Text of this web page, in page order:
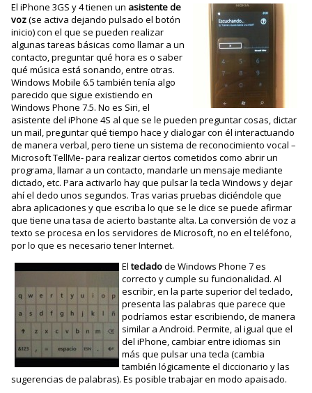
El iPhone 3GS y 4 tienen un asistente de
voz(se activa dejando pulsado el botón
inicio) con el que se pueden realizar
algunas tareas básicas como llamar a un
contacto, preguntar qué hora es o saber
qué música está sonando, entre otras.
Windows Mobile 6.5 también tenía algo
parecido que sigue existiendo en
Windows Phone 7.5. No es Siri, el
asistente del iPhone 4S al que se le pueden preguntar cosas, dictar
un mail, preguntar qué tiempo hace y dialogar con él interactuando
de manera verbal, pero tiene un sistema de reconocimiento vocal –
Microsoft TellMe- para realizar ciertos cometidos como abrir un
programa, llamar a un contacto, mandarle un mensaje mediante
dictado, etc. Para activarlo hay que pulsar la tecla Windows y dejar
ahí el dedo unos segundos. Tras varias pruebas diciéndole que
abra aplicaciones y que escriba lo que se le dice se puede afirmar
que tiene una tasa de acierto bastante alta. La conversión de voz a
texto se procesa en los servidores de Microsoft, no en el teléfono,
por lo que es necesario tener Internet.
Eltecladode Windows Phone 7 es
correcto y cumple su funcionalidad. Al
escribir, en la parte superior del teclado,
presenta las palabras que parece que
podríamos estar escribiendo, de manera
similar a Android. Permite, al igual que el
del iPhone, cambiar entre idiomas sin
más que pulsar una tecla (cambia
también lógicamente el diccionario y las
sugerencias de palabras). Es posible trabajar en modo apaisado.